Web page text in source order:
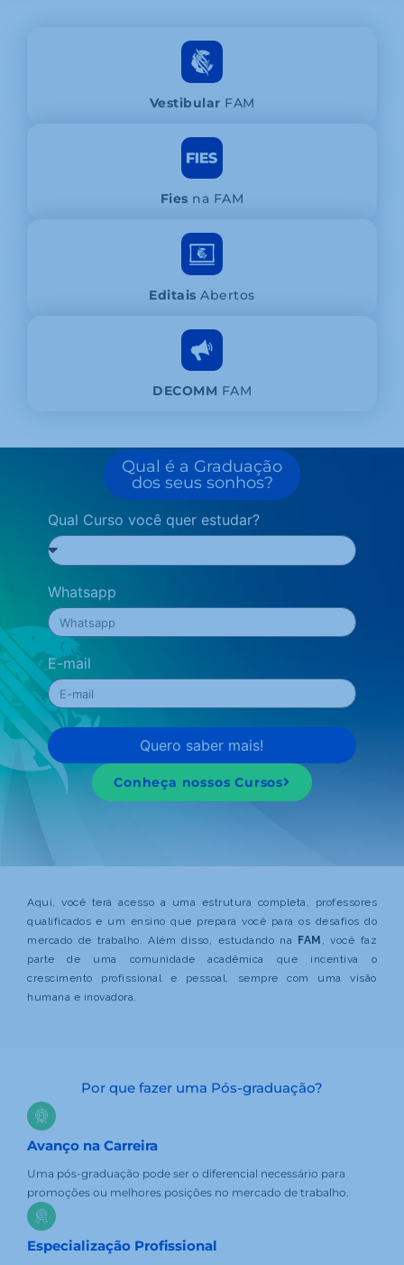
Vestibular FAM
Fies na FAM
Editais Abertos
DECOMM FAM
Qual é a Graduação
dos seus sonhos?
Qual Curso você quer estudar?
Whatsapp
E-mail
Quero saber mais!
Conheça nossos Cursos
Aqui, você terá acesso a uma estrutura completa, professores
qualificados e um ensino que prepara você para os desafios do
mercado de trabalho. Além disso, estudando na
FAM , você faz
parte de uma comunidade acadêmica que incentiva o
crescimento profissional e pessoal, sempre com uma visão
humana e inovadora.
Por que fazer uma Pós-graduação?
Avanço na Carreira
Uma pós-graduação pode ser o diferencial necessário para
promoções ou melhores posições no mercado de trabalho.
Especialização Profissional